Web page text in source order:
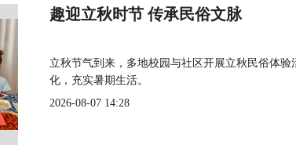
趣迎立秋时节 传承民俗文脉
立秋节气到来，多地校园与社区开展立秋民俗体
化，充实暑期生活。
2026-08-07 14:28